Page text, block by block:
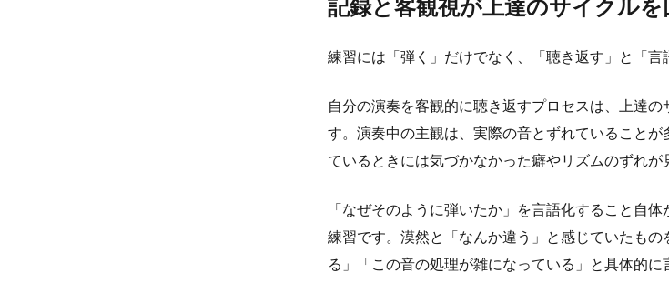
記録と客観視が上達のサイクルを
練習には「弾く」だけでなく、「聴き返す」と「言
自分の演奏を客観的に聴き返すプロセスは、上達
す。演奏中の主観は、実際の音とずれていること
ているときには気づかなかった癖やリズムのずれが
「なぜそのように弾いたか」を言語化すること自
練習です。漠然と「なんか違う」と感じていたも
る」「この音の処理が雑になっている」と具体的